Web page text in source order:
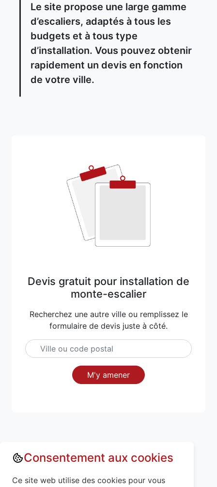
Le site propose une large gamme
d’escaliers, adaptés à tous les
budgets et à tous type
d’installation. Vous pouvez obtenir
rapidement un devis en fonction
de votre ville.
Devis gratuit pour installation de
monte-escalier
Recherchez une autre ville ou remplissez le
formulaire de devis juste à côté.
M'y amener
Annuaire : Monte escalier
Ain (01)
Consentement aux cookies
Ce site web utilise des cookies pour vous